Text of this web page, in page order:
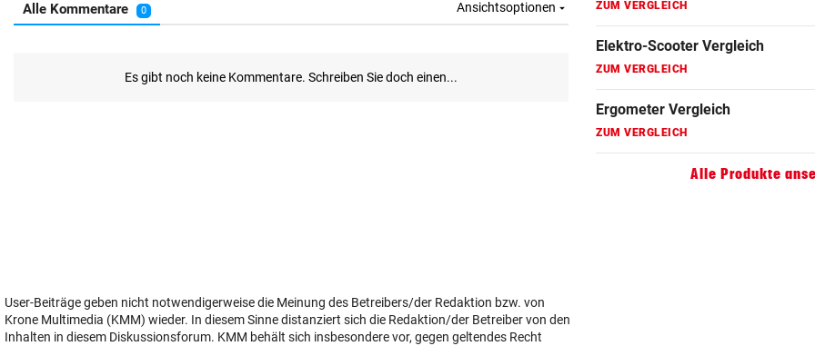
User-Beiträge geben nicht notwendigerweise die Meinung des Betreibers/der Redaktion bzw. von
Krone Multimedia (KMM) wieder. In diesem Sinne distanziert sich die Redaktion/der Betreiber von den
Inhalten in diesem Diskussionsforum. KMM behält sich insbesondere vor, gegen geltendes Recht
ZUM VERGLEICH
Hoverboard Vergleich
ZUM VERGLEICH
Kinderfahrrad Vergleich
ZUM VERGLEICH
Alle Produkte